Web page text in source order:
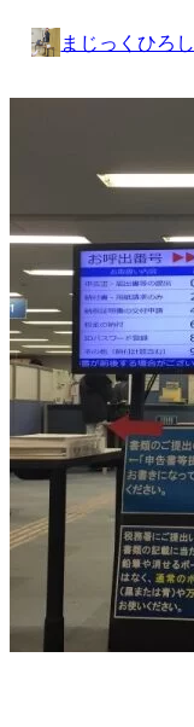
まじっくひろし